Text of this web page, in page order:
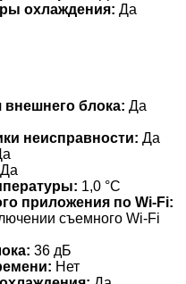
охлаждения: Да
блока: Да
неисправности: Да
Да
1,0 °С
приложения по Wi-Fi:
съемного Wi-Fi
36 дБ
Нет